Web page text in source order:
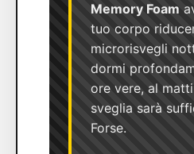
Memory Foam
tuo corpo
microrisvegli
dormi
ore vere, al
sveglia sarà
Forse.